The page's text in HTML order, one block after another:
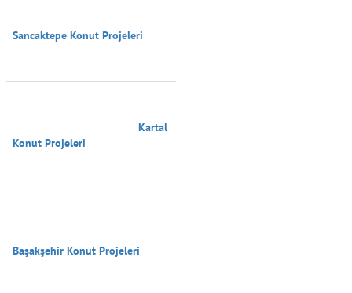
Sancaktepe Konut Projeleri
Konut Projeleri
Başakşehir Konut Projeleri